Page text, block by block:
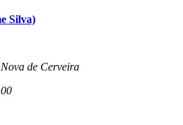
Silva)
de Cerveira